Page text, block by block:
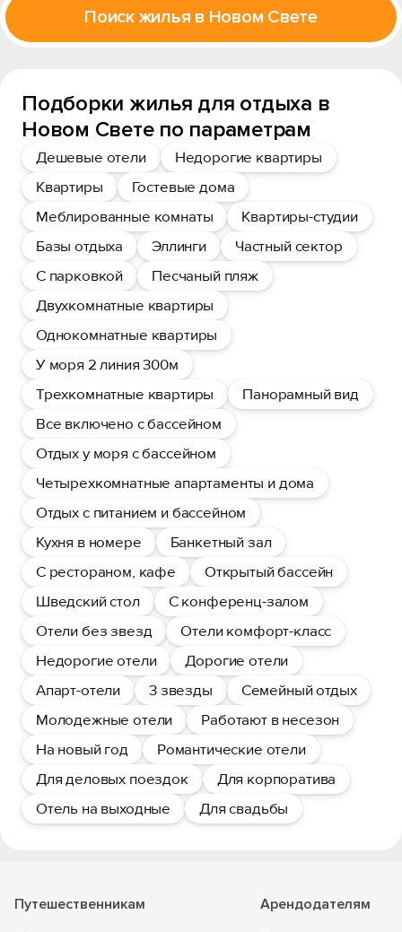
Поиск жилья в Новом Свете
Подборки жилья для отдыха в
Новом Свете по параметрам
Дешевые отели
Недорогие квартиры
Квартиры
Гостевые дома
Меблированные комнаты
Квартиры-студии
Базы отдыха
Эллинги
Частный сектор
С парковкой
Песчаный пляж
Двухкомнатные квартиры
Однокомнатные квартиры
У моря 2 линия 300м
Трехкомнатные квартиры
Панорамный вид
Все включено с бассейном
Отдых у моря с бассейном
Четырехкомнатные апартаменты и дома
Отдых с питанием и бассейном
Кухня в номере
Банкетный зал
С рестораном, кафе
Открытый бассейн
Шведский стол
С конференц-залом
Отели без звезд
Отели комфорт-класс
Недорогие отели
Дорогие отели
Апарт-отели
3 звезды
Семейный отдых
Молодежные отели
Работают в несезон
На новый год
Романтические отели
Для деловых поездок
Для корпоратива
Отель на выходные
Для свадьбы
Путешественникам Арендодателям